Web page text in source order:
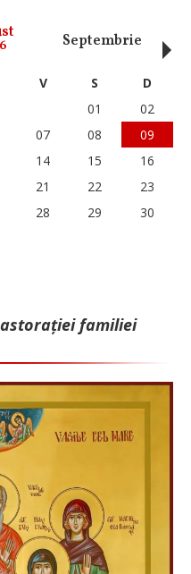
Septembrie
V S
D
01
02
07 08
09
14 15
16
21 22
23
28 29
30
familiei